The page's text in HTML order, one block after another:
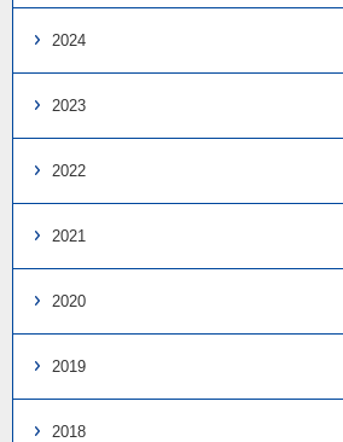
2024
2023
2022
2021
2020
2019
2018